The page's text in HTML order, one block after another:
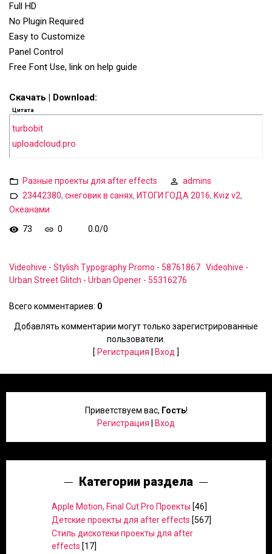
Full HD
No Plugin Required
Easy to Customize
Panel Control
Free Font Use, link on help guide
Скачать | Download:
Цитата
turbobit
uploadcloud.pro
Разные проекты для after effects
admins
23442380, снеговик в санях, ИТОГИ ГОДА 2016, Kviz v2,
Океанами
73
0 0.0/0
Videohive - Stylish Typography Promo - 58761867 Videohive -
Urban Street Glitch - Urban Opener - 55316276
Всего комментариев: 0
Добавлять комментарии могут только зарегистрированные
пользователи.
[ Регистрация Вход ]
Приветствуем вас, Гость!
Регистрация
Вход
Категории раздела
Apple Motion, Final Cut Pro Проекты [46]
Детские проекты для after effects [567]
Стиль дискотеки проекты для after
effects [17]